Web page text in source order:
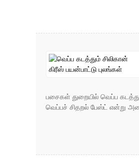
பசைகள் துறையில் வெப்ப
வெப்பச் சிதறல் பேஸ்ட் என்று